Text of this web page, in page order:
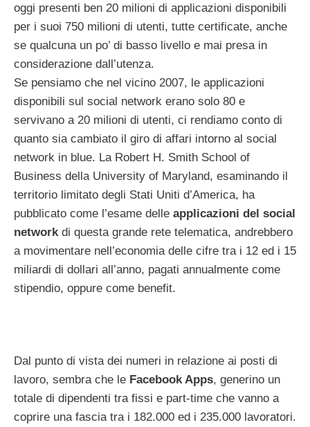
oggi presenti ben 20 milioni di applicazioni disponibili
per i suoi 750 milioni di utenti, tutte certificate, anche
se qualcuna un po’ di basso livello e mai presa in
considerazione dall’utenza.
Se pensiamo che nel vicino 2007, le applicazioni
disponibili sul social network erano solo 80 e
servivano a 20 milioni di utenti, ci rendiamo conto di
quanto sia cambiato il giro di affari intorno al social
network in blue. La Robert H. Smith School of
Business della University of Maryland, esaminando il
territorio limitato degli Stati Uniti d’America, ha
pubblicato come l’esame delle applicazioni del social
networkdi questa grande rete telematica, andrebbero
a movimentare nell’economia delle cifre tra i 12 ed i 15
miliardi di dollari all’anno, pagati annualmente come
stipendio, oppure come benefit.
Dal punto di vista dei numeri in relazione ai posti di
lavoro, sembra che le Facebook Apps, generino un
totale di dipendenti tra fissi e part-time che vanno a
coprire una fascia tra i 182.000 ed i 235.000 lavoratori.